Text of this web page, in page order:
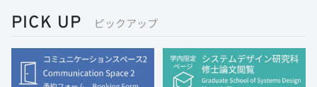
PICK UP ピックアップ